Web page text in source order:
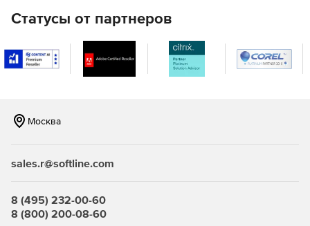
Поддерживается модель совместного владения, при
которой клиент или его партнер по обслуживанию
управляет всеми аспектами добавления или удаления
местоположений, пользователей, создания и
развертывания политик, а Palo Alto Networks
поколения, которая масштабируется по мере
Поддержка SD-WAN обеспечивает альтернативу IPsec
подключением.
Статусы от партнеров
Москва
sales.r@softline.com
8 (495) 232-00-60
8 (800) 200-08-60